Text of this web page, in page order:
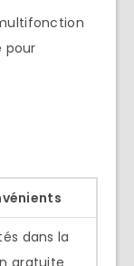
pour
dans la